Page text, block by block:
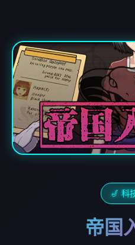
🎷 科
帝国